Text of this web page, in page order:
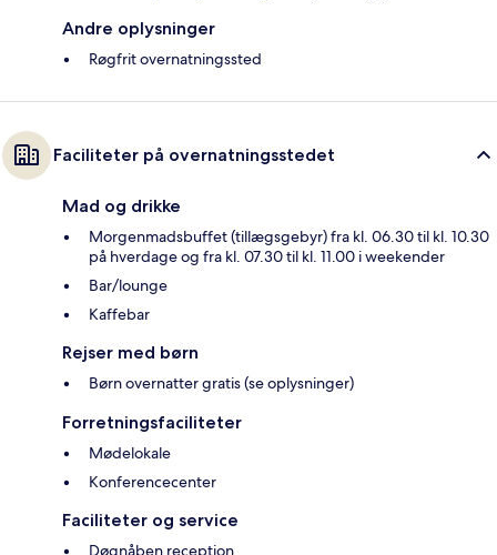
Andre oplysninger
Røgfrit overnatningssted
Faciliteter på overnatningsstedet
Mad og drikke
Morgenmadsbuffet (tillægsgebyr) fra kl. 06.30 til kl. 10.30
på hverdage og fra kl. 07.30 til kl. 11.00 i weekender
Bar/lounge
Kaffebar
Rejser med børn
Børn overnatter gratis (se oplysninger)
Forretningsfaciliteter
Mødelokale
Konferencecenter
Faciliteter og service
Døgnåben reception